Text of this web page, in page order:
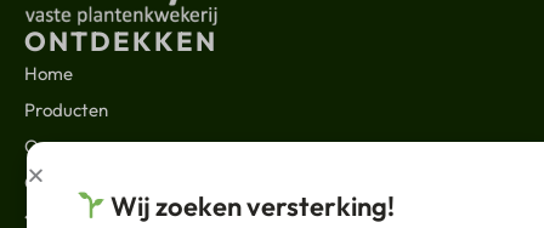
ONTDEKKEN
Home
Producten
Over ons
Contact
JURIDISCHWij zoeken versterking!